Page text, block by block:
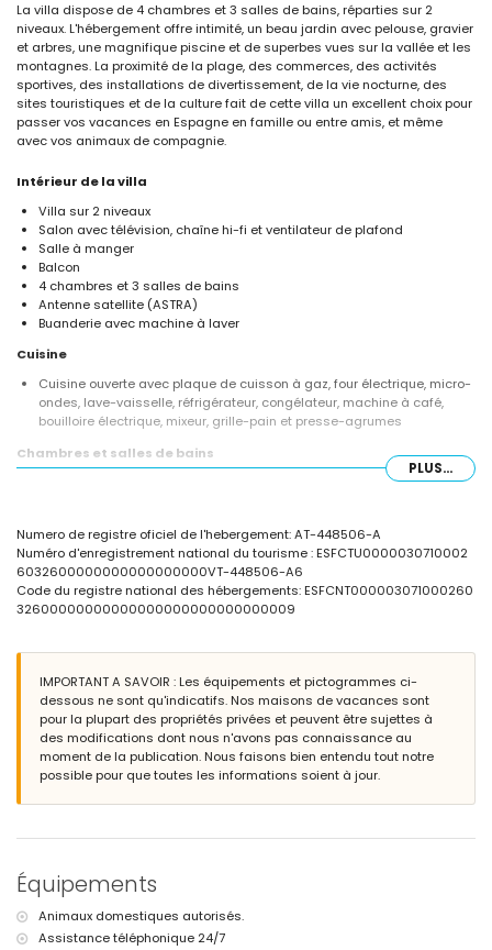
La villa dispose de 4 chambres et 3 salles de bains, réparties sur 2
niveaux. L'hébergement offre intimité, un beau jardin avec pelouse, gravier
et arbres, une magnifique piscine et de superbes vues sur la vallée et les
montagnes. La proximité de la plage, des commerces, des activités
sportives, des installations de divertissement, de la vie nocturne, des
sites touristiques et de la culture fait de cette villa un excellent choix pour
passer vos vacances en Espagne en famille ou entre amis, et même
avec vos animaux de compagnie.
Intérieur de la villa
Villa sur 2 niveaux
Salon avec télévision, chaîne hi-fi et ventilateur de plafond
Salle à manger
Balcon
4 chambres et 3 salles de bains
Antenne satellite (ASTRA)
Buanderie avec machine à laver
Cuisine
Cuisine ouverte avec plaque de cuisson à gaz, four électrique, micro-
ondes, lave-vaisselle, réfrigérateur, congélateur, machine à café,
bouilloire électrique, mixeur, grille-pain et presse-agrumes
Chambres et salles de bains
Chambre avec lit double, ventilateur et salle de bains en suite
Salle de bains en suite avec lavabo simple, douche et toilette
2 salles de bains chacune avec lavabo simple, douche et toilette
Extérieur de la villa
Terrain clôturé
profondeur
Beau jardin avec pelouse, gravier, arbres et mobilier de jardin avec
transats
3 terrasses, dont 1 couverte
Cuisine extérieure et barbecue
Douche extérieure
Coin salon extérieur et coin repas extérieur
Place de parking couverte privée et place de parking privée
kilomètres de la villa)
Plage la plus proche : Cala de la Granadella, Jávea (à moins de 5
kilomètres de la villa)
Port le plus proche : Duanes del Mar, Jávea (à moins de 5 kilomètres
PLUS...
Numero de registre oficiel de l'hebergement: AT-448506-A
Numéro d'enregistrement national du tourisme : ESFCTU0000030710002
6032600000000000000000VT-448506-A6
Code du registre national des hébergements: ESFCNT000003071000260
32600000000000000000000000000009
IMPORTANT A SAVOIR : Les équipements et pictogrammes ci-
dessous ne sont qu'indicatifs. Nos maisons de vacances sont
pour la plupart des propriétés privées et peuvent être sujettes à
des modifications dont nous n'avons pas connaissance au
moment de la publication. Nous faisons bien entendu tout notre
possible pour que toutes les informations soient à jour.
Équipements
Animaux domestiques autorisés.
Assistance téléphonique 24/7